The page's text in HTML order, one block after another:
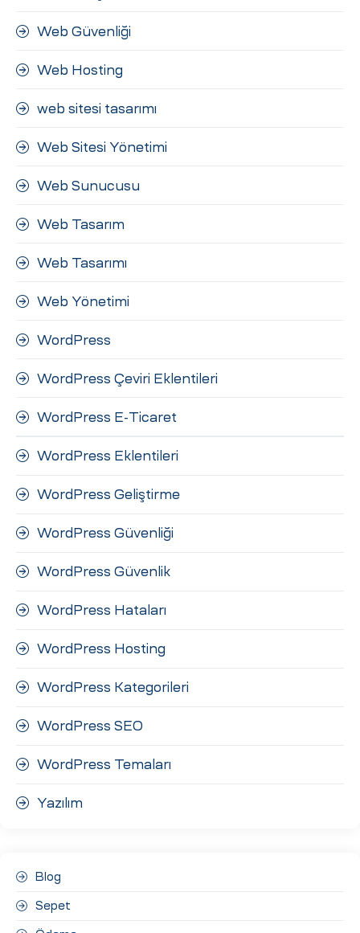
Web Güvenliği
Web Hosting
web sitesi tasarımı
Web Sitesi Yönetimi
Web Sunucusu
Web Tasarım
Web Tasarımı
Web Yönetimi
WordPress
WordPress Çeviri Eklentileri
WordPress E-Ticaret
WordPress Eklentileri
WordPress Geliştirme
WordPress Güvenliği
WordPress Güvenlik
WordPress Hataları
WordPress Hosting
WordPress Kategorileri
WordPress SEO
WordPress Temaları
Yazılım
Blog
Sepet